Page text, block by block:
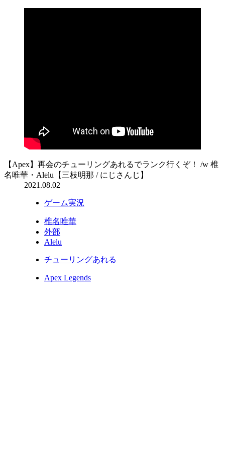
【Apex】再会のチューリングあれるでランク行くぞ！ /w 椎
名唯華・Alelu【三枝明那 / にじさんじ】
2021.08.02
ゲーム実況
椎名唯華
外部
Alelu
チューリングあれる
Apex Legends